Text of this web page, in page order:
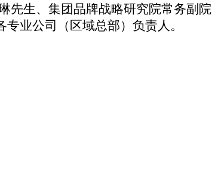
先生、集团品牌战略研究院常务副院
专业公司（区域总部） 负责人 。